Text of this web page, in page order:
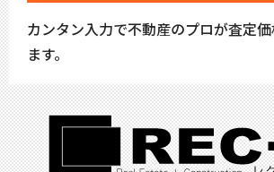
カンタン入力で不動産のプロが査定
ます。